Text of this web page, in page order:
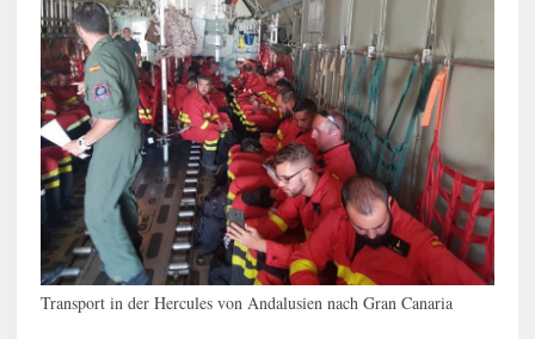
Transport in der Hercules von Andalusien nach Gran Canaria